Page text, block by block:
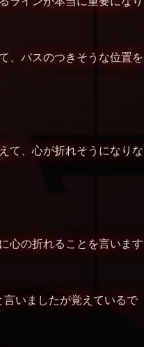
、バスのつきそうな位置を
て、心が折れそうになりな
心の折れることを言います
いましたが覚えているで